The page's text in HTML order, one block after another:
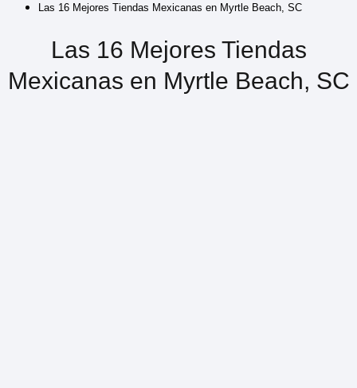
Las 16 Mejores Tiendas Mexicanas en Myrtle Beach, SC
Las 16 Mejores Tiendas
Mexicanas en Myrtle Beach, SC